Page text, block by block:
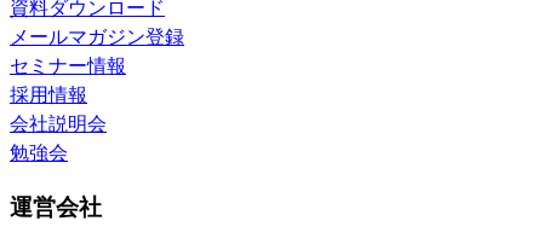
資料ダウンロード
メールマガジン登録
セミナー情報
採用情報
会社説明会
勉強会
運営会社